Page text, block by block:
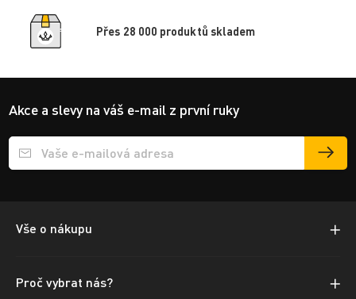
Přes 28 000 produktů skladem
Akce a slevy na váš e-mail z první ruky
Přihlášení e-mailu k odběru
Vše o nákupu
Proč vybrat nás?